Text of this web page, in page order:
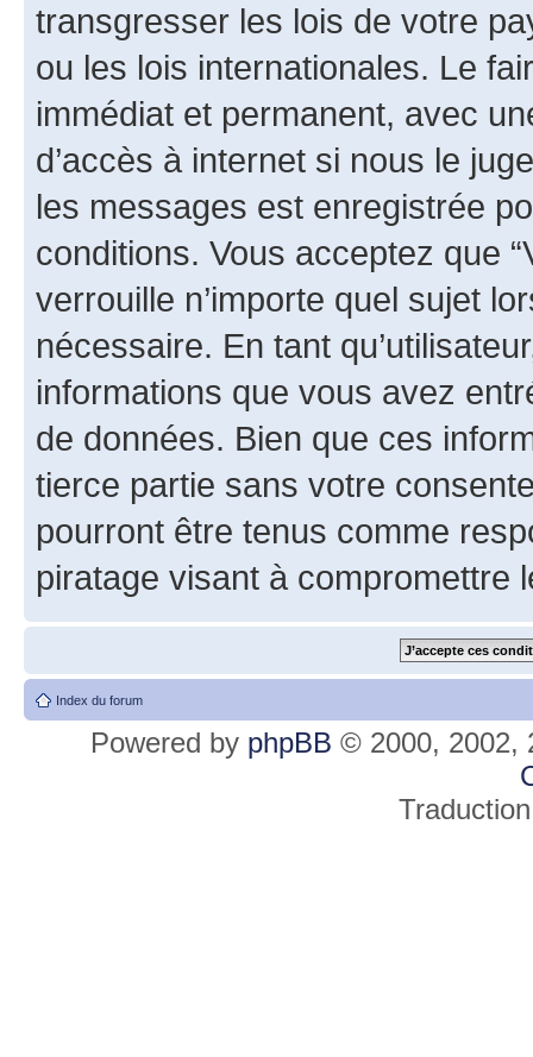
transgresser les lois de votre
ou les lois internationales. Le
immédiat et permanent, avec
d’accès à internet si nous le
les messages est enregistrée
conditions. Vous acceptez que
verrouille n’importe quel sujet
nécessaire. En tant
informations que vous avez
de données. Bien que ces
tierce partie sans votre
pourront être tenus comme
piratage visant à compromettre
Index du forum
Powered by phpBB © 2000, 2002,